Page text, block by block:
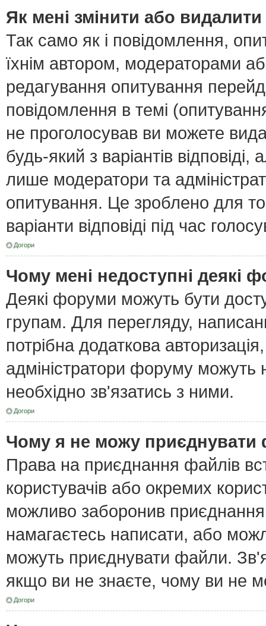
Як мені змінити або
Так само як і повідомлення,
їхнім автором, модераторами
редагування опитування
повідомлення в темі
не проголосував ви можете
будь-який з варіантів
лише модератори та
опитування. Це зроблено для
варіанти відповіді під час
Догори
Чому мені недоступні деякі
Деякі форуми можуть бути
групам. Для перегляду,
потрібна додаткова
адміністратори форуму можуть
необхідно зв'язатись з ними.
Догори
Чому я не можу приєднувати
Права на приєднання файлів
користувачів або окремих
можливо заборонив
намагаєтесь написати, або
можуть приєднувати файли.
якщо ви не знаєте, чому ви не
Догори